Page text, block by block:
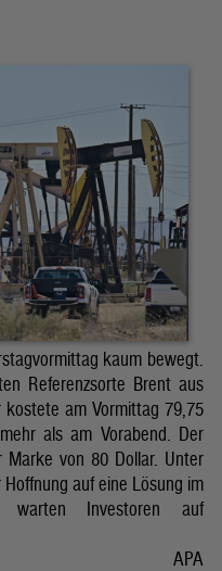
kaum bewegt.
Referenzsorte Brent aus
am Vormittag 79,75
als am Vorabend. Der
von 80 Dollar. Unter
auf eine Lösung im
warten Investoren auf
APA